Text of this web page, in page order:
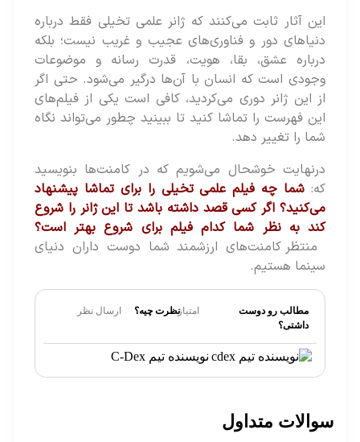
این آثار ثابت می‌کنند که ژانر علمی‌ تخیلی فقط درباره
دنیاهای دور و فناوری‌های عجیب و غریب نیست؛ بلکه
درباره عشق، بقا، هویت، قدرت رسانه و موضوعات
وجودی است که انسان با آن‌ها درگیر می‌شود. حتی اگر
از این ژانر دوری می‌کردید، کافی است یکی از فیلم‌های
این فهرست را تماشا کنید تا ببینید چطور می‌تواند نگاه
شما را تغییر دهد.
درنهایت خوشحال می‌شویم که در کامنت‌ها بنویسید
شما چه فیلم علمی تخیلی را برای تماشا پیشنهاد
می‌کنید؟ اگر کسی قصد داشته باشد تا این ژانر را شروع
کند به نظر شما کدام فیلم برای شروع بهتر است؟
منتظر کامنت‌های ارزشمند شما دوست داران دنیای
سینما هستیم.
مطالب رو دوست
نظرت چیه؟ ارسال نظر
نویسنده تیم C-Dex
متداول